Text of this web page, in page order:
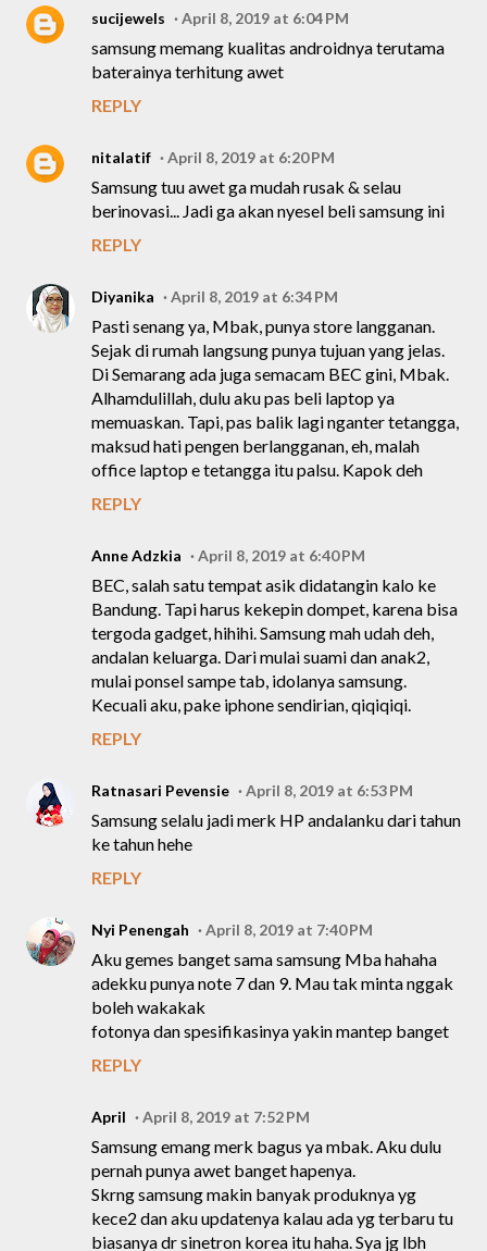
sucijewels April 8, 2019 at 6:04 PM
samsung memang kualitas androidnya terutama
baterainya terhitung awet
REPLY
nitalatif April 8, 2019 at 6:20 PM
Samsung tuu awet ga mudah rusak & selau
berinovasi... Jadi ga akan nyesel beli samsung ini
REPLY
Diyanika April 8, 2019 at 6:34 PM
Pasti senang ya, Mbak, punya store langganan.
Sejak di rumah langsung punya tujuan yang jelas.
Di Semarang ada juga semacam BEC gini, Mbak.
Alhamdulillah, dulu aku pas beli laptop ya
memuaskan. Tapi, pas balik lagi nganter tetangga,
maksud hati pengen berlangganan, eh, malah
office laptop e tetangga itu palsu. Kapok deh
REPLY
Anne Adzkia April 8, 2019 at 6:40 PM
BEC, salah satu tempat asik didatangin kalo ke
Bandung. Tapi harus kekepin dompet, karena bisa
tergoda gadget, hihihi. Samsung mah udah deh,
andalan keluarga. Dari mulai suami dan anak2,
mulai ponsel sampe tab, idolanya samsung.
Kecuali aku, pake iphone sendirian, qiqiqiqi.
REPLY
Ratnasari Pevensie April 8, 2019 at 6:53 PM
Samsung selalu jadi merk HP andalanku dari tahun
ke tahun hehe
REPLY
Nyi Penengah April 8, 2019 at 7:40 PM
Aku gemes banget sama samsung Mba hahaha
adekku punya note 7 dan 9. Mau tak minta nggak
boleh wakakak
fotonya dan spesifikasinya yakin mantep banget
REPLY
April April 8, 2019 at 7:52 PM
Samsung emang merk bagus ya mbak. Aku dulu
pernah punya awet banget hapenya.
Skrng samsung makin banyak produknya yg
kece2 dan aku updatenya kalau ada yg terbaru tu
biasanya dr sinetron korea itu haha. Sya jg lbh